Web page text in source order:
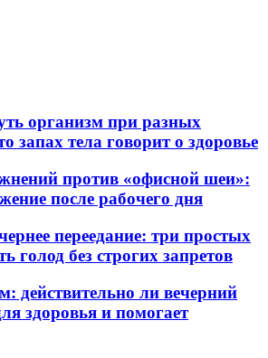
организм при разных
запах тела говорит о здоровье
против «офисной шеи»:
после рабочего дня
переедание: три простых
голод без строгих запретов
действительно ли вечерний
здоровья и помогает